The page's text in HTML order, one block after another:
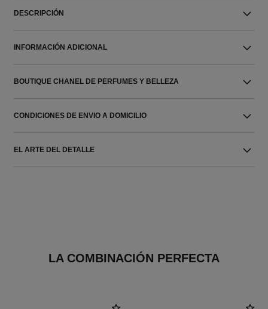
DESCRIPCIÓN
INFORMACIÓN ADICIONAL
BOUTIQUE CHANEL DE PERFUMES Y BELLEZA
CONDICIONES DE ENVIO A DOMICILIO
EL ARTE DEL DETALLE
LA COMBINACIÓN PERFECTA